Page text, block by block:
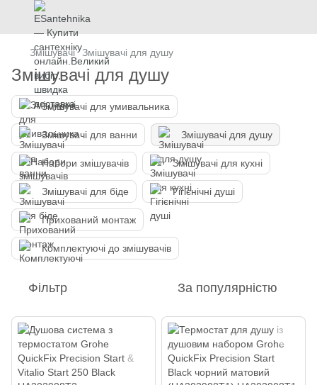
Змішувачі Змішувачі для душу
Змішувачі для душу
Змішувачі для умивальника
Змішувачі для ванни Змішувачі для душу
Набори змішувачів Змішувачі для кухні
Змішувачі для біде Гігієнічні душі
Прихований монтаж
Комплектуючі до змішувачів
Фільтр За популярністю